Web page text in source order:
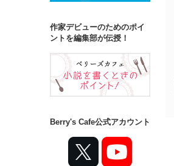
作家デビューのためのポイ
ントを編集部が伝授！
Berry's Cafe公式アカウント